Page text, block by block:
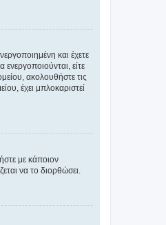
και έχετε
είτε
ακολουθήστε τις
έχει μπλοκαριστεί
με κάποιον
να το διορθώσει.